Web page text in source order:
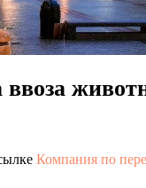
Компания по